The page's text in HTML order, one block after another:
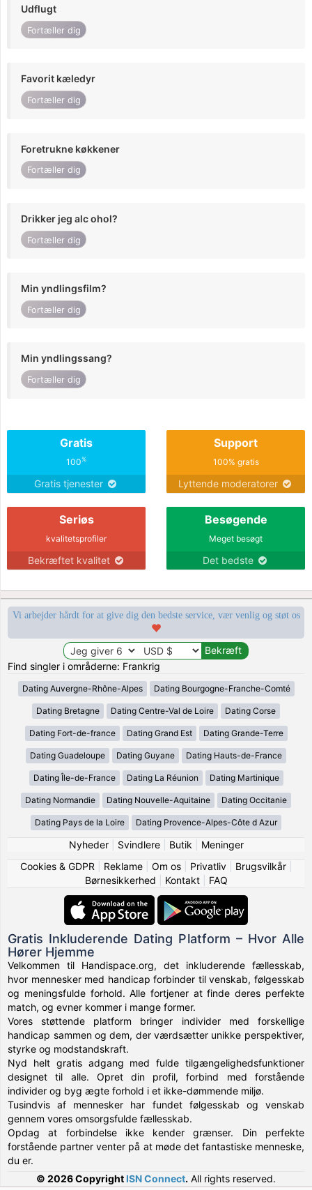
Udflugt
Fortæller dig
Favorit kæledyr
Fortæller dig
Foretrukne køkkener
Fortæller dig
Drikker jeg alc ohol?
Fortæller dig
Min yndlingsfilm?
Fortæller dig
Min yndlingssang?
Fortæller dig
Gratis
100%
Gratis tjenester
Support
100% gratis
Lyttende moderatorer
Seriøs
kvalitetsprofiler
Bekræftet kvalitet
Besøgende
Meget besøgt
Det bedste
Vi arbejder hårdt for at give dig den bedste service, vær venlig og støt os
Find singler i områderne: Frankrig
Dating Auvergne-Rhône-Alpes Dating Bourgogne-Franche-Comté
Dating Bretagne Dating Centre-Val de Loire Dating Corse
Dating Fort-de-france Dating Grand Est Dating Grande-Terre
Dating Guadeloupe Dating Guyane Dating Hauts-de-France
Dating Île-de-France Dating La Réunion Dating Martinique
Dating Normandie Dating Nouvelle-Aquitaine Dating Occitanie
Dating Pays de la Loire Dating Provence-Alpes-Côte d Azur
Nyheder| Svindlere| Butik
Meninger
Cookies & GDPR
Reklame| Om os| Privatliv| Brugsvilkår|
Børnesikkerhed
Kontakt| FAQ
Gratis Inkluderende Dating Platform – Hvor Alle
Hører Hjemme
Velkommen til Handispace.org, det inkluderende fællesskab,
hvor mennesker med handicap forbinder til venskab, følgesskab
og meningsfulde forhold. Alle fortjener at finde deres perfekte
match, og evner kommer i mange former.
Vores støttende platform bringer individer med forskellige
handicap sammen og dem, der værdsætter unikke perspektiver,
styrke og modstandskraft.
Nyd helt gratis adgang med fulde tilgængelighedsfunktioner
designet til alle. Opret din profil, forbind med forstående
individer og byg ægte forhold i et ikke-dømmende miljø.
Tusindvis af mennesker har fundet følgesskab og venskab
gennem vores omsorgsfulde fællesskab.
Opdag at forbindelse ikke kender grænser. Din perfekte
forstående partner venter på at møde det fantastiske menneske,
du er.
© 2026 Copyright ISN Connect. All rights reserved.